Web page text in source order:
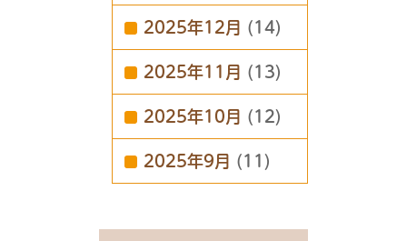
2025年12月 (14)
2025年11月 (13)
2025年10月 (12)
2025年9月 (11)